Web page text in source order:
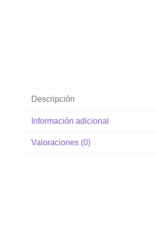
Descripción
Información adicional
Valoraciones (0)